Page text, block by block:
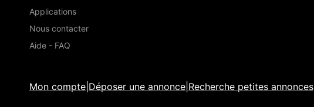
Applications
Nous contacter
Aide - FAQ
Mon compte Déposer une annonce Recherche petites annonces